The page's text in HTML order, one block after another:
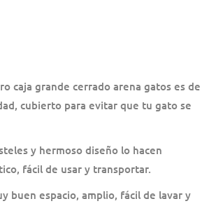
caja grande cerrado arena gatos es de
cubierto para evitar que tu gato se
y hermoso diseño lo hacen
fácil de usar y transportar.
buen espacio, amplio, fácil de lavar y